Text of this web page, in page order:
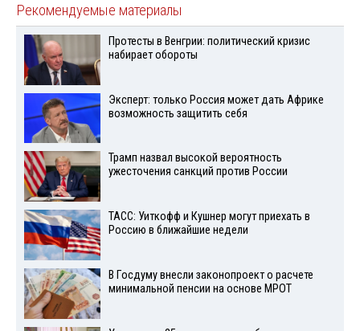
Рекомендуемые материалы
Протесты в Венгрии: политический кризис
набирает обороты
Эксперт: только Россия может дать Африке
возможность защитить себя
Трамп назвал высокой вероятность
ужесточения санкций против России
ТАСС: Уиткофф и Кушнер могут приехать в
Россию в ближайшие недели
В Госдуму внесли законопроект о расчете
минимальной пенсии на основе МРОТ